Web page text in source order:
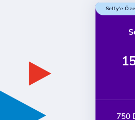
Selfy'e
750